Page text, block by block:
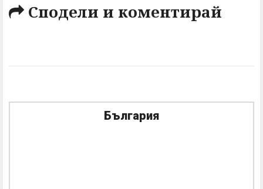
Сподели и коментирай
България